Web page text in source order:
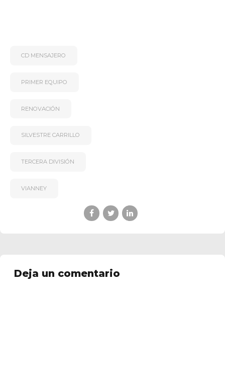
CD MENSAJERO
PRIMER EQUIPO
RENOVACIÓN
SILVESTRE CARRILLO
TERCERA DIVISIÓN
VIANNEY
Deja un comentario